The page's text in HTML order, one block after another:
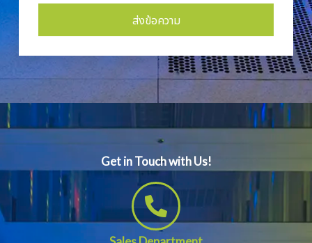
ส่งข้อความ
Get in Touch with Us!